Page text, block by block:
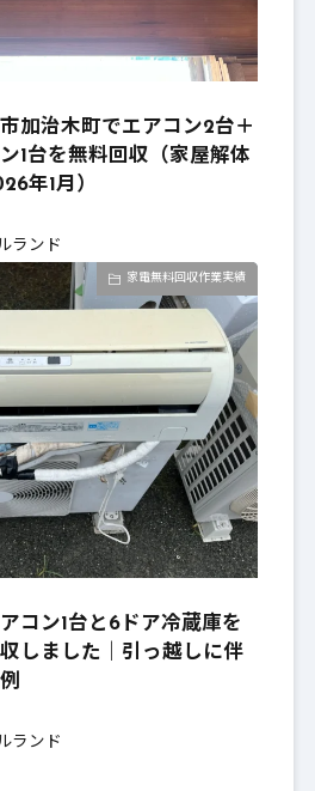
加治木町でエアコン2台＋
1台を無料回収（家屋解体
年1月）
ランド
家電無料回収作業実績
コン1台と6ドア冷蔵庫を
しました｜引っ越しに伴
ランド